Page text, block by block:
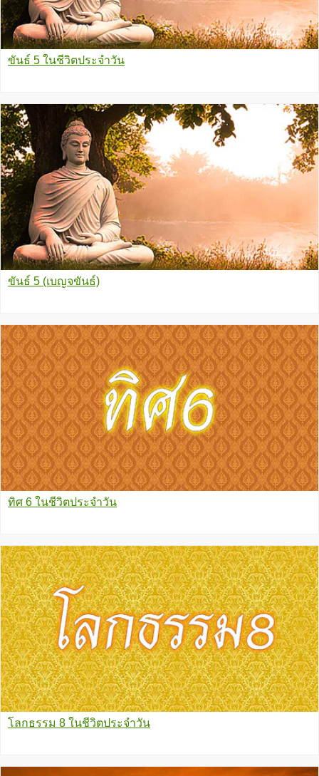
ขันธ์ 5 ในชีวิตประจำวัน
ขันธ์ 5 (เบญจขันธ์)
ทิศ 6 ในชีวิตประจำวัน
โลกธรรม 8 ในชีวิตประจำวัน